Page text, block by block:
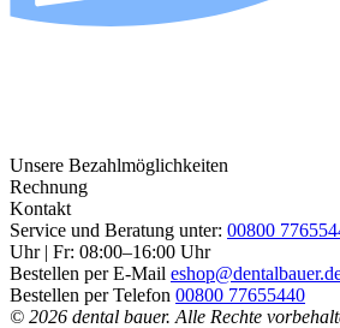
Unsere Bezahlmöglichkeiten
Rechnung
Kontakt
Service und Beratung unter: 00800
Uhr | Fr: 08:00–16:00 Uhr
Bestellen per E-Mail
Bestellen per Telefon 00800 77655440
© 2026 dental bauer. Alle Rechte